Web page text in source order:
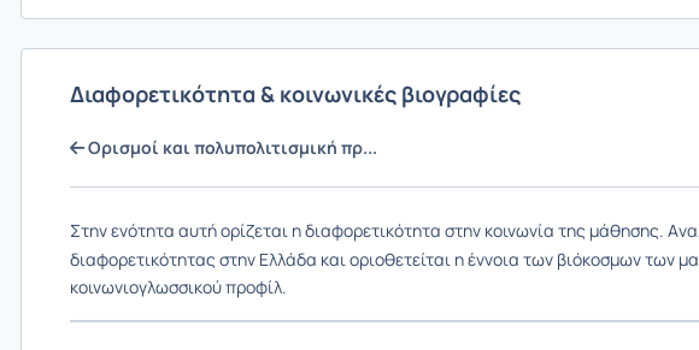
Διαφορετικότητα & κοινωνικές βιογραφίες
Ορισμοί και πολυπολιτισμική πρ...
Στην ενότητα αυτή ορίζεται η διαφορετικότητα στην κοινωνία της μάθησης. Α
διαφορετικότητας στην Ελλάδα και οριοθετείται η έννοια των βιόκοσμων των
κοινωνιογλωσσικού προφίλ.